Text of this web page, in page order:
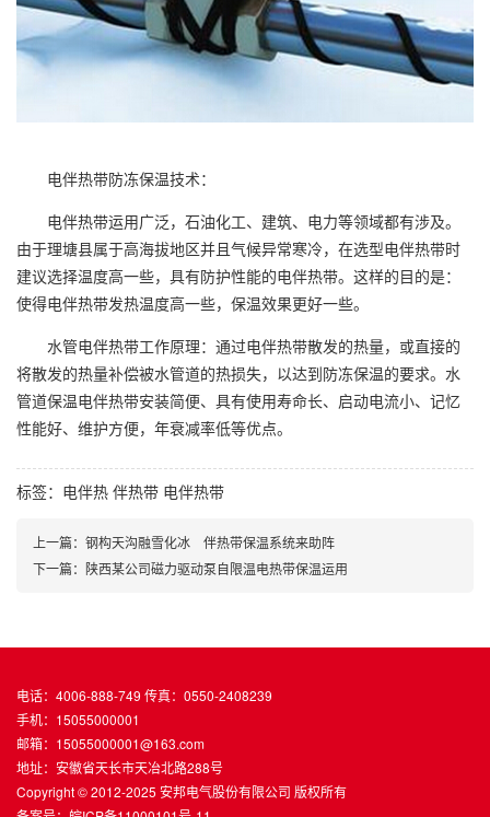
电伴热带防冻保温技术：
电伴热带运用广泛，石油化工、建筑、电力等领域都有涉及。
由于理塘县属于高海拔地区并且气候异常寒冷，在选型电伴热带时
建议选择温度高一些，具有防护性能的电伴热带。这样的目的是：
使得电伴热带发热温度高一些，保温效果更好一些。
水管电伴热带工作原理：通过电伴热带散发的热量，或直接的
将散发的热量补偿被水管道的热损失，以达到防冻保温的要求。水
管道保温电伴热带安装简便、具有使用寿命长、启动电流小、记忆
性能好、维护方便，年衰减率低等优点。
标签： 电伴热 伴热带 电伴热带
上一篇：钢构天沟融雪化冰 伴热带保温系统来助阵
下一篇：陕西某公司磁力驱动泵自限温电热带保温运用
电话：4006-888-749 传真：0550-2408239
手机：15055000001
邮箱：15055000001@163.com
地址：安徽省天长市天冶北路288号
Copyright © 2012-2025 安邦电气股份有限公司 版权所有